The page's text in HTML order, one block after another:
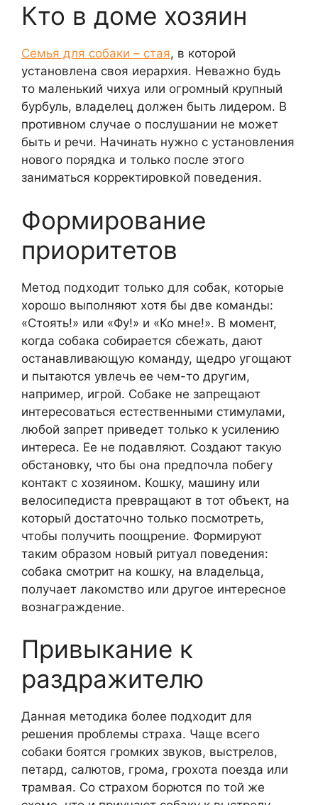
Кто в доме хозяин
Семья для собаки – стая, в которой
установлена своя иерархия. Неважно будь
то маленький чихуа или огромный крупный
бурбуль, владелец должен быть лидером. В
противном случае о послушании не может
быть и речи. Начинать нужно с установления
нового порядка и только после этого
заниматься корректировкой поведения.
Формирование
приоритетов
Метод подходит только для собак, которые
хорошо выполняют хотя бы две команды:
«Стоять!» или «Фу!» и «Ко мне!». В момент,
когда собака собирается сбежать, дают
останавливающую команду, щедро угощают
и пытаются увлечь ее чем-то другим,
например, игрой. Собаке не запрещают
интересоваться естественными стимулами,
любой запрет приведет только к усилению
интереса. Ее не подавляют. Создают такую
обстановку, что бы она предпочла побегу
контакт с хозяином. Кошку, машину или
велосипедиста превращают в тот объект, на
который достаточно только посмотреть,
чтобы получить поощрение. Формируют
таким образом новый ритуал поведения:
собака смотрит на кошку, на владельца,
получает лакомство или другое интересное
вознаграждение.
Привыкание к
раздражителю
Данная методика более подходит для
решения проблемы страха. Чаще всего
собаки боятся громких звуков, выстрелов,
петард, салютов, грома, грохота поезда или
трамвая. Со страхом борются по той же